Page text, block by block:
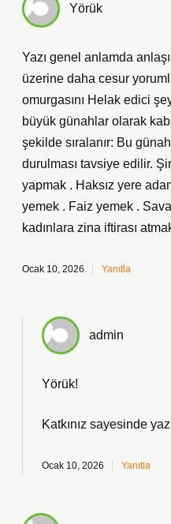
Yörük
Yazı genel anlamda
üzerine daha cesur
omurgasını Helak edici
büyük günahlar olarak
şekilde sıralanır: Bu
durulması tavsiye edilir.
yapmak . Haksız yere
yemek . Faiz yemek .
kadınlara zina iftirası
Ocak 10, 2026 Yanıtla
admin
Yörük!
Katkınız sayesinde
Ocak 10, 2026 Yanıtla